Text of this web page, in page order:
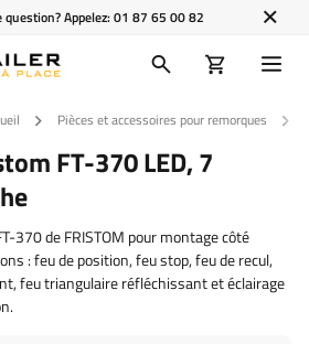
Appelez:01 87 65 00 82
Pièces et accessoires pour remorques
FT-370 LED, 7
370 de FRISTOM pour montage côté
: feu de position, feu stop, feu de recul,
feu triangulaire réfléchissant et éclairage